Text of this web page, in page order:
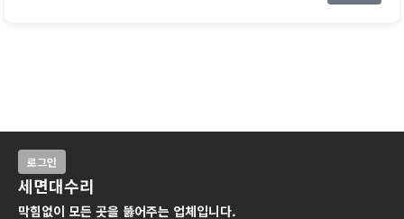
로그인
세면대수리
막힘없이 모든 곳을 뚫어주는 업체입니다.